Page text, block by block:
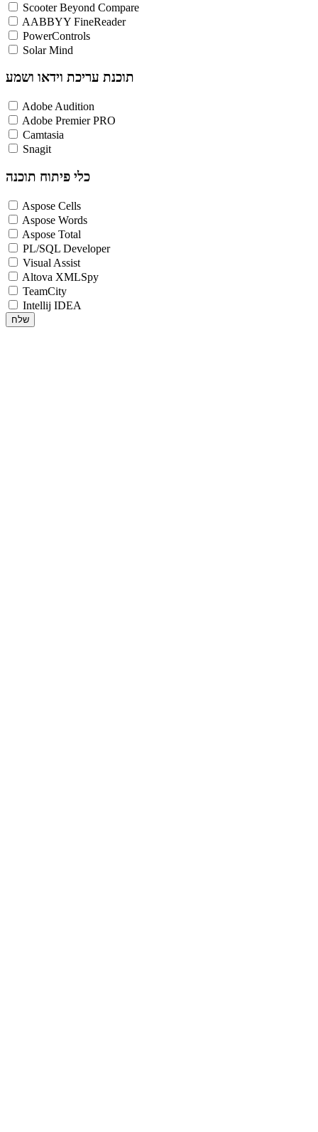
Scooter Beyond Compare
AABBYY FineReader
PowerControls
Solar Mind
תוכנת עריכת וידאו ושמע
Adobe Audition
Adobe Premier PRO
Camtasia
Snagit
כלי פיתוח תוכנה
Aspose Cells
Aspose Words
Aspose Total
PL/SQL Developer
Visual Assist
Altova XMLSpy
TeamCity
Intellij IDEA